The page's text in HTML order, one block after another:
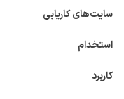
سایت‌های کاریابی
استخدام
کاربرد